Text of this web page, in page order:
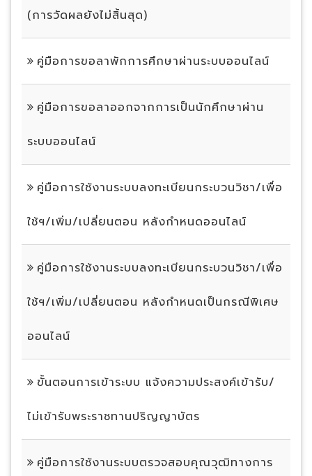
(การวัดผลยังไม่สิ้นสุด)
คู่มือการขอลาพักการศึกษาผ่านระบบออนไลน์
คู่มือการขอลาออกจากการเป็นนักศึกษาผ่าน
ระบบออนไลน์
คู่มือการใช้งานระบบลงทะเบียนกระบวนวิชา/เพื่อ
ใช้ฯ/เพิ่ม/เปลี่ยนตอน หลังกำหนดออนไลน์
คู่มือการใช้งานระบบลงทะเบียนกระบวนวิชา/เพื่อ
ใช้ฯ/เพิ่ม/เปลี่ยนตอน หลังกำหนดเป็นกรณีพิเศษ
ออนไลน์
ขั้นตอนการเข้าระบบ แจ้งความประสงค์เข้ารับ/
ไม่เข้ารับพระราชทานปริญญาบัตร
คู่มือการใช้งานระบบตรวจสอบคุณวุฒิทางการ